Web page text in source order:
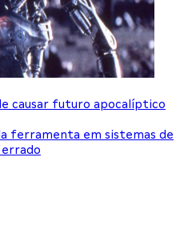
causar futuro apocalíptico
ferramenta em sistemas de